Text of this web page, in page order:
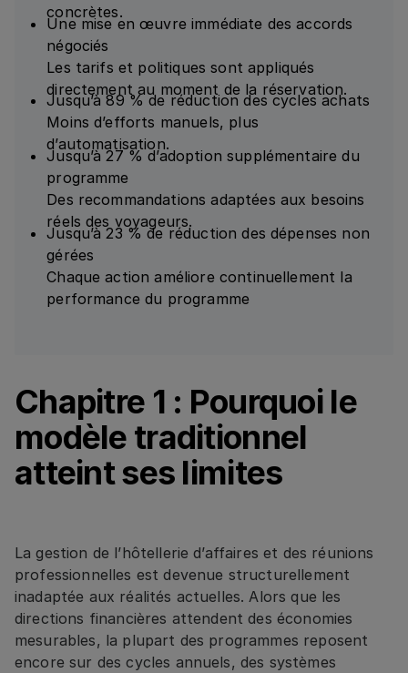
concrètes.
Une mise en œuvre immédiate des accords
négociés
Les tarifs et politiques sont appliqués
directement au moment de la réservation.
Jusqu’à 89 % de réduction des cycles achats
Moins d’efforts manuels, plus
d’automatisation.
Jusqu’à 27 % d’adoption supplémentaire du
programme
Des recommandations adaptées aux besoins
réels des voyageurs.
Jusqu’à 23 % de réduction des dépenses non
gérées
Chaque action améliore continuellement la
performance du programme
Chapitre 1 : Pourquoi le
modèle traditionnel
atteint ses limites
La gestion de l’hôtellerie d’affaires et des réunions
professionnelles est devenue structurellement
inadaptée aux réalités actuelles. Alors que les
directions financières attendent des économies
mesurables, la plupart des programmes reposent
encore sur des cycles annuels, des systèmes